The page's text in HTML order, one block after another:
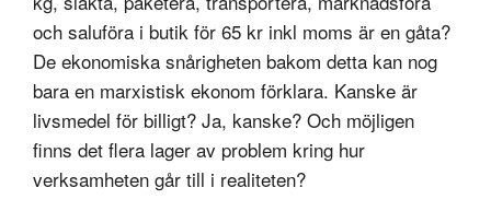
och saluföra i butik för 65 kr inkl moms är en gåta?
De ekonomiska snårigheten bakom detta kan nog
bara en marxistisk ekonom förklara. Kanske är
livsmedel för billigt? Ja, kanske? Och möjligen
finns det flera lager av problem kring hur
verksamheten går till i realiteten?